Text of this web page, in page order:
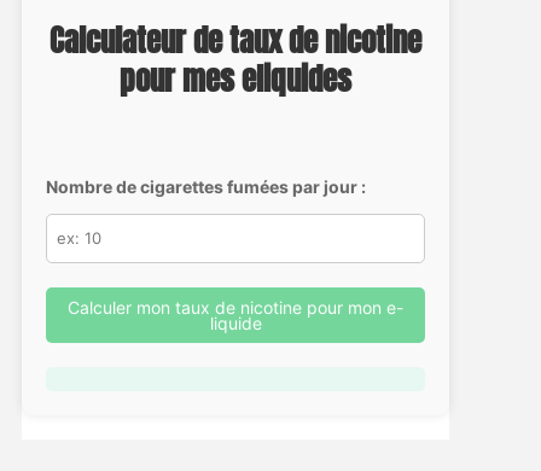
Calculateur de taux de nicotine
pour mes eliquides
Nombre de cigarettes fumées par jour :
Calculer mon taux de nicotine pour mon e-
liquide